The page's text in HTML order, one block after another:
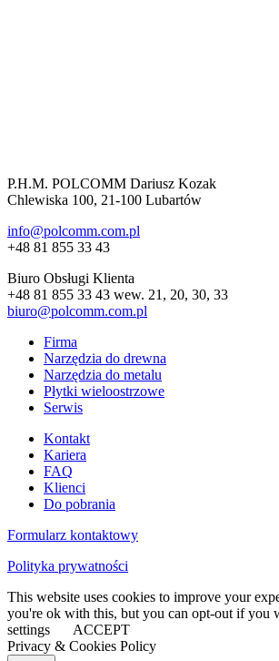
P.H.M. POLCOMM Dariusz Kozak
Chlewiska 100, 21-100 Lubartów
info@polcomm.com.pl
+48 81 855 33 43
Biuro Obsługi Klienta
+48 81 855 33 43 wew. 21, 20, 30, 33
biuro@polcomm.com.pl
Firma
Narzędzia do drewna
Narzędzia do metalu
Płytki wieloostrzowe
Serwis
Kontakt
Kariera
FAQ
Klienci
Do pobrania
Formularz kontaktowy
Polityka prywatności
This website uses cookies to improve your
you're ok with this, but you can opt-out if you
settings
ACCEPT
Privacy & Cookies Policy